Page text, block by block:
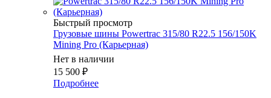
Быстрый просмотр
Грузовые шины Powertrac 315/80 R22.5 156/150K
Mining Pro (Карьерная)
Нет в наличии
15 500 ₽
Подробнее